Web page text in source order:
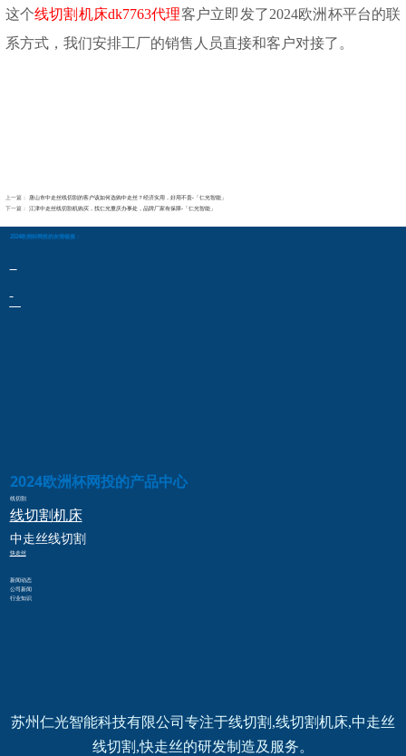
这个线切割机床dk7763代理客户立即发了2024欧洲杯平台的联
系方式，我们安排工厂的销售人员直接和客户对接了。
上一篇： 唐山市中走丝线切割的客户该如何选购中走丝？经济实用，好用不贵-「仁光智能」
下一篇： 江津中走丝线切割机购买，找仁光重庆办事处，品牌厂家有保障-「仁光智能」
2024欧洲杯网投的友情链接：
2024欧洲杯网投的产品中心
线切割
线切割机床
中走丝线切割
快走丝
新闻动态
公司新闻
行业知识
苏州仁光智能科技有限公司专注于线切割,线切割机床,中走丝
线切割,快走丝的研发制造及服务。